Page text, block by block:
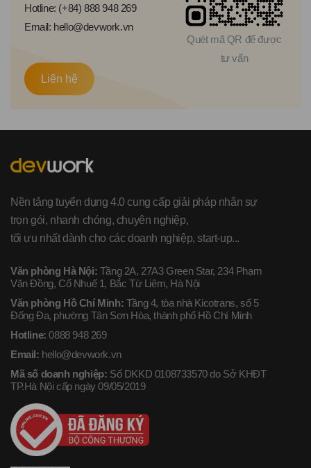
Hotline: (+84) 888 948 269
Email: hello@devwork.vn
Liên hệ
Quét mã QR để được
tư vấn
Nền tảng tuyển dụng 4.0 cung cấp giải pháp nhân sự
trọn gói, nhanh chóng, chuyên nghiệp,
tối ưu nhất dành cho các doanh nghiệp, start-up...
Văn phòng Hà Nội: Tầng 2A, 27A3 Green Star, 234 Phạm
Văn Đồng, Cổ Nhuế 1, Bắc Từ Liêm, Hà Nội
Văn phòng Hồ Chí Minh: Tầng 4, tòa nhà Kicotrans, số 5
Đống Đa, phường Tân Sơn Hòa, thành phố Hồ Chí Minh
Hotline: 0888 948 269
Email: hello@devwork.vn
Mã số doanh nghiệp: Số DKKD 0108733570 do Sở KHĐT
TP.Hà Nội cấp ngày 09/05/2019